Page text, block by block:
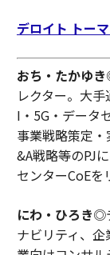
デロイト トー
おち・たかゆき
レクター。大
I・5G・データ
事業戦略策定
&A戦略等のPJ
センターCoEを
にわ・ひろき◎
ナビリティ、